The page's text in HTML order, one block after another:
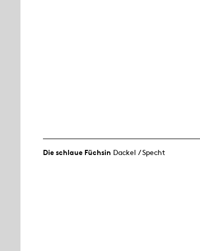
Die schlaue Füchsin Dackel / Specht